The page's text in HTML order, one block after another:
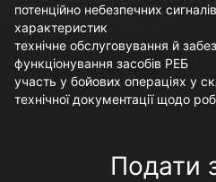
потенційно небезпечних
характеристик
технічне обслуговування й
функціонування засобів РЕБ
участь у бойових операціях у
технічної документації щодо
Подати